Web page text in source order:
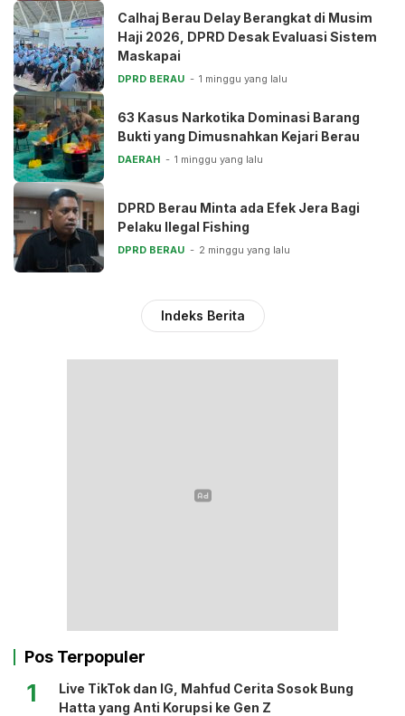
Calhaj Berau Delay Berangkat di Musim
Haji 2026, DPRD Desak Evaluasi Sistem
Maskapai
DPRD BERAU 1 minggu yang lalu
63 Kasus Narkotika Dominasi Barang
Bukti yang Dimusnahkan Kejari Berau
DAERAH 1 minggu yang lalu
DPRD Berau Minta ada Efek Jera Bagi
Pelaku Ilegal Fishing
DPRD BERAU 2 minggu yang lalu
Indeks Berita
Pos Terpopuler
1
Live TikTok dan IG, Mahfud Cerita Sosok Bung
Hatta yang Anti Korupsi ke Gen Z